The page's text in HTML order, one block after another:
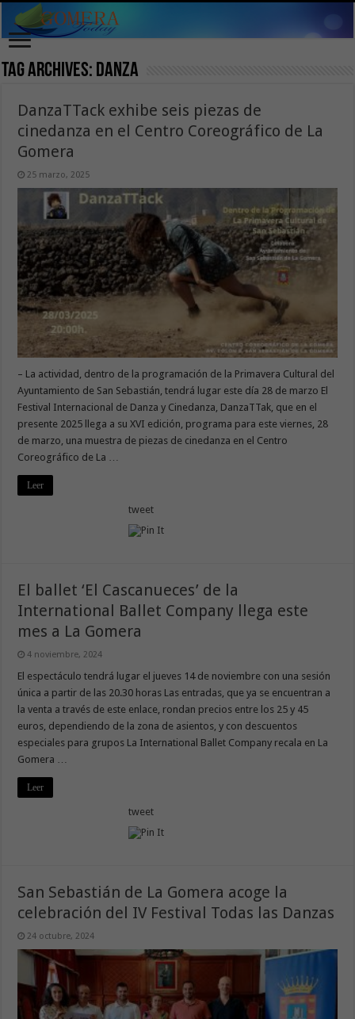
Tag Archives: danza
DanzaTTack exhibe seis piezas de
cinedanza en el Centro Coreográfico de La
Gomera
25 marzo, 2025
– La actividad, dentro de la programación de la Primavera Cultural del
Ayuntamiento de San Sebastián, tendrá lugar este día 28 de marzo El
Festival Internacional de Danza y Cinedanza, DanzaTTak, que en el
presente 2025 llega a su XVI edición, programa para este viernes, 28
de marzo, una muestra de piezas de cinedanza en el Centro
Coreográfico de La …
Leer
tweet
El ballet ‘El Cascanueces’ de la
International Ballet Company llega este
mes a La Gomera
4 noviembre, 2024
El espectáculo tendrá lugar el jueves 14 de noviembre con una sesión
única a partir de las 20.30 horas Las entradas, que ya se encuentran a
la venta a través de este enlace, rondan precios entre los 25 y 45
euros, dependiendo de la zona de asientos, y con descuentos
especiales para grupos La International Ballet Company recala en La
Gomera …
Leer
tweet
San Sebastián de La Gomera acoge la
celebración del IV Festival Todas las Danzas
24 octubre, 2024